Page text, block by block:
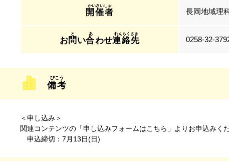
開催者 長岡地域理
お問 い合わせ連絡先 0258-32-
備考
＜申し込み＞
関連コンテンツの「申し込みフォームはこちら」よりお申込みくだ
申込締切：7月13日(日)